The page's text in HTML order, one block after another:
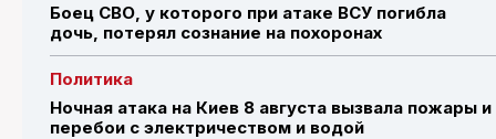
Боец СВО, у которого при атаке ВСУ погибла
дочь, потерял сознание на похоронах
Политика
Ночная атака на Киев 8 августа вызвала пожары и
перебои с электричеством и водой